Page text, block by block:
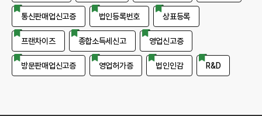
통신판매업신고증 법인등록번호 상표등록
프랜차이즈 종합소득세신고 영업신고증
방문판매업신고증 영업허가증 법인인감 R&D